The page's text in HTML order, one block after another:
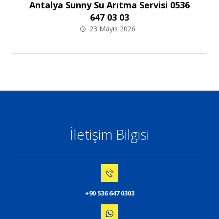
Antalya Sunny Su Arıtma Servisi 0536
647 03 03
23 Mayıs 2026
İletişim Bilgisi
+90 536 647 0303